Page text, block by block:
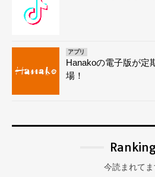
アプリ
Hanakoの電子版が定
場！
Ranking
今読まれてま